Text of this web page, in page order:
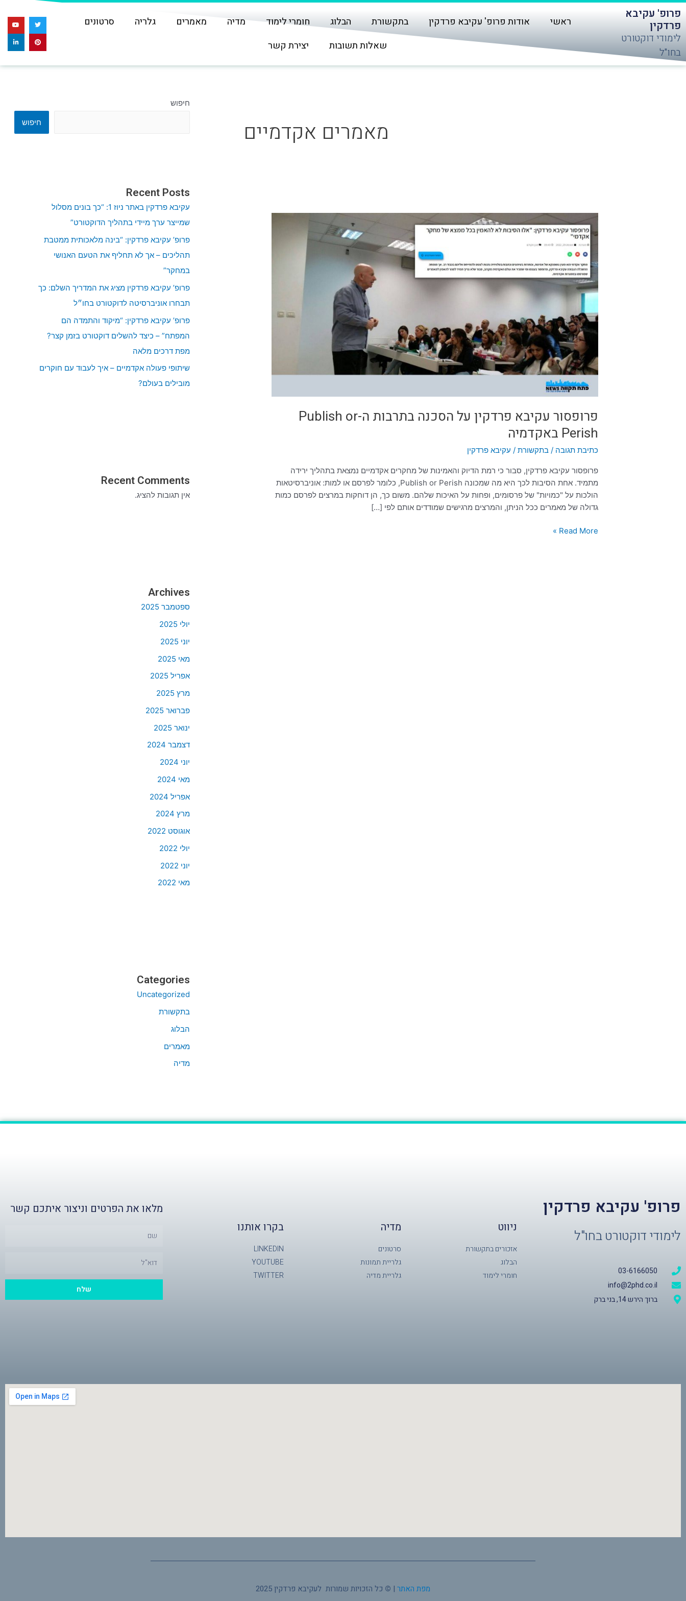
דילוג
לתוכןפרופ' עקיבא
פרדקין
לימודי דוקטורט
בחו"ל
ראשי אודות פרופ' עקיבא פרדקין בתקשורת הבלוג חומרי לימוד מדיה מאמרים גלריה
סרטונים
שאלות תשובות
יצירת קשר
T
w
t
e
Y
o
u
b
P
i
e
r
t
L
i
k
e
d
מאמרים אקדמיים
פרופסור עקיבא פרדקין על הסכנה בתרבות ה-Publish or
Perish באקדמיה
כתיבת תגובה /בתקשורת / עקיבא פרדקין
פרופסור עקיבא פרדקין, סבור כי רמת הדיוק והאמינות של מחקרים אקדמיים נמצאת בתהליך ירידה
מתמיד. אחת הסיבות לכך היא מה שמכונה Publish or Perish, כלומר לפרסם או למות: אוניברסיטאות
הולכות על "כמויות" של פרסומים, ופחות על האיכות שלהם. משום כך, הן דוחקות במרצים לפרסם כמות
גדולה של מאמרים ככל הניתן, והמרצים מרגישים שמודדים אותם לפי […]
פרופסור
עקיבא
פרדקין
הסכנה
בתרבות
ה-
or
Perish
באקדמיה
Read More »
חיפוש
חיפוש
Recent Posts
עקיבא פרדקין באתר ניוז 1: “כך בונים מסלול
שמייצר ערך מיידי בתהליך הדוקטורט”
פרופ’ עקיבא פרדקין: “בינה מלאכותית ממטבת
תהליכים – אך לא תחליף את הטעם האנושי
במחקר”
פרופ’ עקיבא פרדקין מציג את המדריך השלם: כך
תבחרו אוניברסיטה לדוקטורט בחו״ל
פרופ’ עקיבא פרדקין: “מיקוד והתמדה הם
המפתח” – כיצד להשלים דוקטורט בזמן קצר?
מפת דרכים מלאה
שיתופי פעולה אקדמיים – איך לעבוד עם חוקרים
מובילים בעולם?
Recent Comments
אין תגובות להציג.
Archives
ספטמבר 2025
יולי 2025
יוני 2025
מאי 2025
אפריל 2025
מרץ 2025
פברואר 2025
ינואר 2025
דצמבר 2024
יוני 2024
מאי 2024
אפריל 2024
מרץ 2024
אוגוסט 2022
יולי 2022
יוני 2022
מאי 2022
Categories
Uncategorized
בתקשורת
הבלוג
מאמרים
מדיה
פרופ' עקיבא פרדקין
לימודי דוקטורט בחו"ל
03-6166050
info@2phd.co.il
ברוך הירש 14, בני ברק
ניווט
אזכורים בתקשורת
הבלוג
חומרי לימוד
מדיה
סרטונים
גלריית תמונות
גלריית מדיה
בקרו אותנו
LINKEDIN
YOUTUBE
TWITTER
מלאו את הפרטים וניצור איתכם קשר
שלח
מפת האתר |
© כל הזכויות שמורות לעקיבא פרדקין 2025